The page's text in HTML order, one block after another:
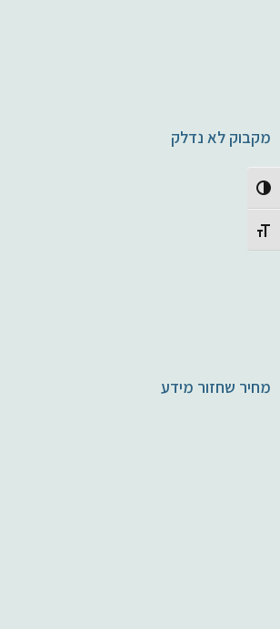
Toggle High Contrast
Toggle Font size
מקבוק לא נדלק
מחיר שחזור מידע